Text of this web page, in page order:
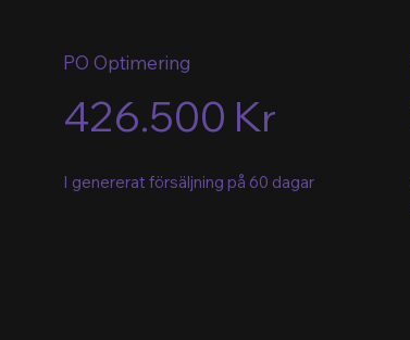
426.500 Kr
PO Optimering
I genererat försäljning på 60 dagar